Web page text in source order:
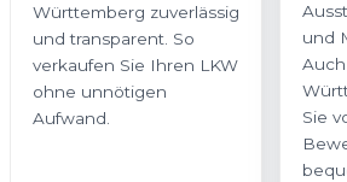
Württemberg zuverlässig
und transparent. So
verkaufen Sie Ihren LKW
ohne unnötigen
Aufwand.
und
Sie